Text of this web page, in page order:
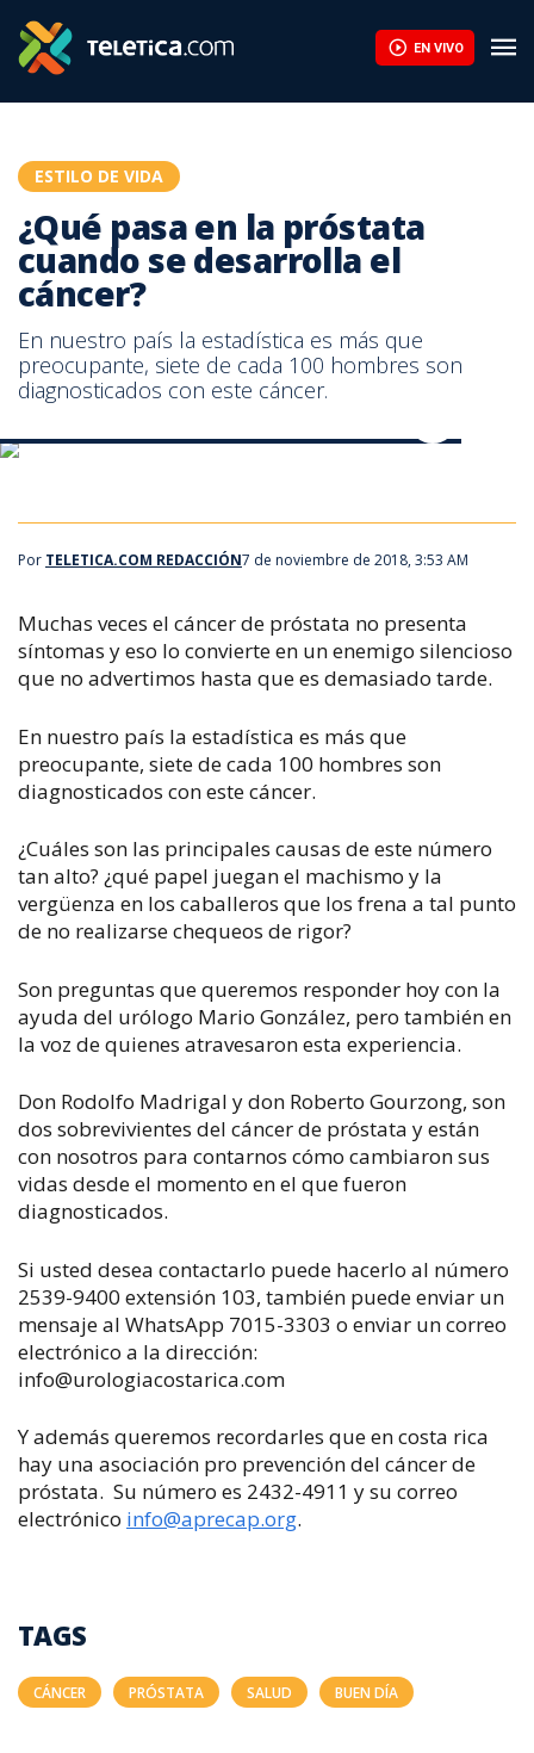
EN VIVO
ESTILO DE VIDA
¿Qué pasa en la próstata
cuando se desarrolla el
cáncer?
En nuestro país la estadística es más que
preocupante, siete de cada 100 hombres son
diagnosticados con este cáncer.
Por TELETICA.COM REDACCIÓN7 de noviembre de 2018, 3:53 AM
Muchas veces el cáncer de próstata no presenta
síntomas y eso lo convierte en un enemigo silencioso
que no advertimos hasta que es demasiado tarde.
En nuestro país la estadística es más que
preocupante, siete de cada 100 hombres son
diagnosticados con este cáncer.
¿Cuáles son las principales causas de este número
tan alto? ¿qué papel juegan el machismo y la
vergüenza en los caballeros que los frena a tal punto
de no realizarse chequeos de rigor?
Son preguntas que queremos responder hoy con la
ayuda del urólogo Mario González, pero también en
la voz de quienes atravesaron esta experiencia.
Don Rodolfo Madrigal y don Roberto Gourzong, son
dos sobrevivientes del cáncer de próstata y están
con nosotros para contarnos cómo cambiaron sus
vidas desde el momento en el que fueron
diagnosticados.
Si usted desea contactarlo puede hacerlo al número
2539-9400 extensión 103, también puede enviar un
mensaje al WhatsApp 7015-3303 o enviar un correo
electrónico a la dirección:
info@urologiacostarica.com
Y además queremos recordarles que en costa rica
hay una asociación pro prevención del cáncer de
próstata. Su número es 2432-4911 y su correo
electrónico info@aprecap.org.
TAGS
CÁNCER PRÓSTATA SALUD BUEN DÍA